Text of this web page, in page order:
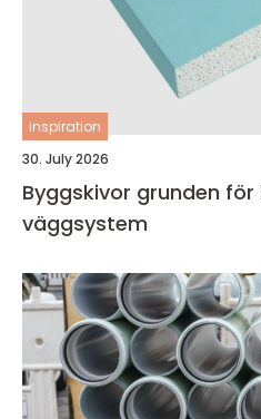
inspiration
30. July 2026
Byggskivor grunden för hållbara och smarta
väggsystem